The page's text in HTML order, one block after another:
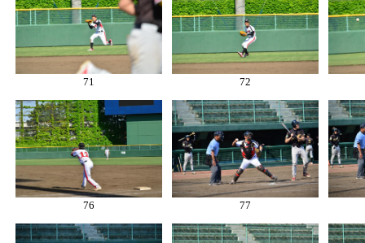
71 72
76 77